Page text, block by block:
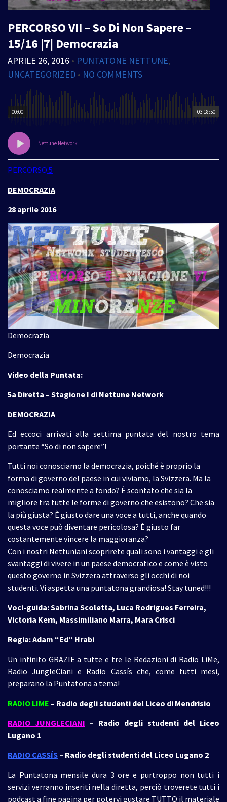
PERCORSO VII – So Di Non Sapere –
15/16 |7| Democrazia
APRILE 26, 2016 • PUNTATONE NETTUNE,
UNCATEGORIZED • NO COMMENTS
03:18:50
00:00
Nettune Network
PERCORSO 5
DEMOCRAZIA
28 aprile 2016
Democrazia
Democrazia
Video della Puntata:
5a Diretta – Stagione I di Nettune Network
DEMOCRAZIA
Ed eccoci arrivati alla settima puntata del nostro tema
portante “So di non sapere”!
Tutti noi conosciamo la democrazia, poiché è proprio la
forma di governo del paese in cui viviamo, la Svizzera. Ma la
conosciamo realmente a fondo? È scontato che sia la
migliore tra tutte le forme di governo che esistono? Che sia
la più giusta? È giusto dare una voce a tutti, anche quando
questa voce può diventare pericolosa? È giusto far
costantemente vincere la maggioranza?
Con i nostri Nettuniani scoprirete quali sono i vantaggi e gli
svantaggi di vivere in un paese democratico e come è visto
questo governo in Svizzera attraverso gli occhi di noi
studenti. Vi aspetta una puntatona grandiosa! Stay tuned!!!
Voci-guida: Sabrina Scoletta, Luca Rodrigues Ferreira,
Victoria Kern, Massimiliano Marra, Mara Crisci
Regia: Adam “Ed” Hrabi
Un infinito GRAZIE a tutte e tre le Redazioni di Radio LiMe,
Radio JungleCiani e Radio Cassís che, come tutti mesi,
preparano la Puntatona a tema!
RADIO LIME – Radio degli studenti del Liceo di Mendrisio
RADIO JUNGLECIANI – Radio degli studenti del Liceo
Lugano 1
RADIO CASSÍS – Radio degli studenti del Liceo Lugano 2
La Puntatona mensile dura 3 ore e purtroppo non tutti i
servizi verranno inseriti nella diretta, perciò troverete tutti i
podcast a fine pagina per potervi gustare TUTTO il materiale